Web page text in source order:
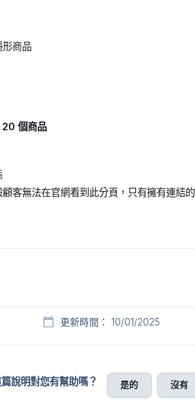
形商品
20 個商品
客無法在官網看到此分頁，只有擁有連結
更新時間： 10/01/2025
說明對您有幫助嗎？ 是的 沒有